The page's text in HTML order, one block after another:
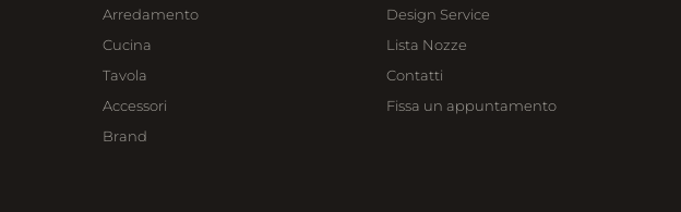
Arredamento
Cucina
Tavola
Accessori
Brand
Design Service
Lista Nozze
Contatti
Fissa un appuntamento